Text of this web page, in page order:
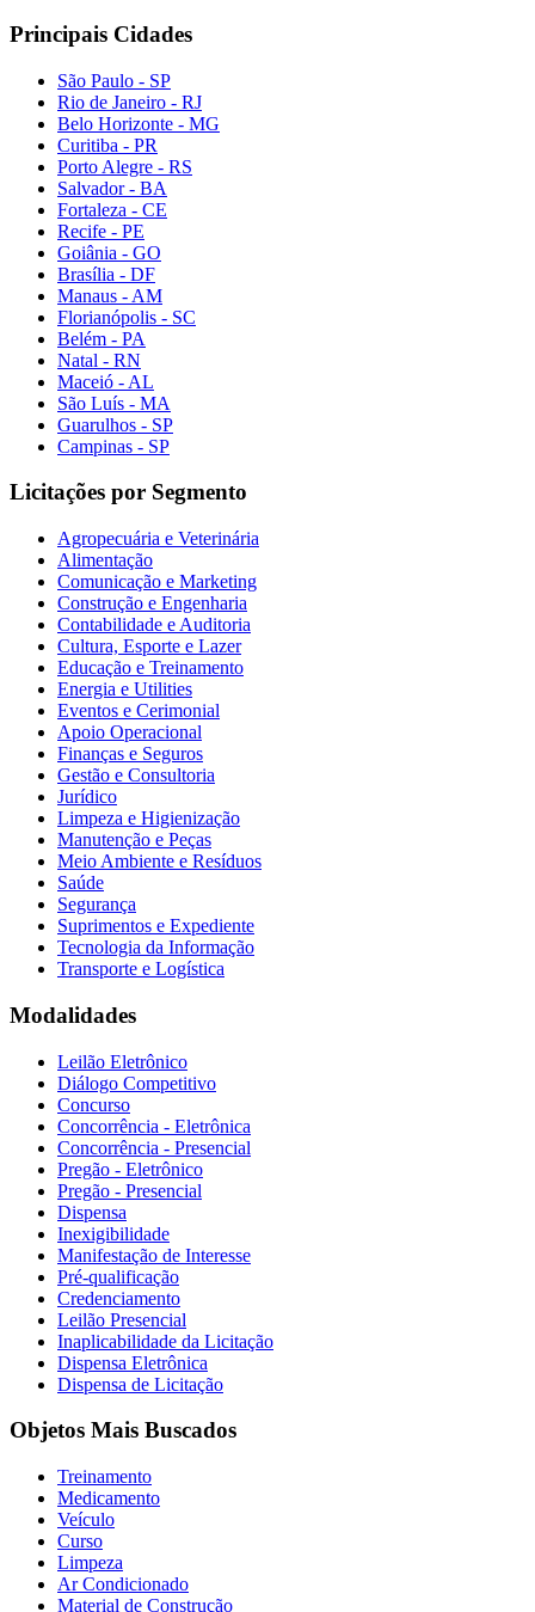
Principais Cidades
São Paulo - SP
Rio de Janeiro - RJ
Belo Horizonte - MG
Curitiba - PR
Porto Alegre - RS
Salvador - BA
Fortaleza - CE
Recife - PE
Goiânia - GO
Brasília - DF
Manaus - AM
Florianópolis - SC
Belém - PA
Natal - RN
Maceió - AL
São Luís - MA
Guarulhos - SP
Campinas - SP
Licitações por Segmento
Agropecuária e Veterinária
Alimentação
Comunicação e Marketing
Construção e Engenharia
Contabilidade e Auditoria
Cultura, Esporte e Lazer
Educação e Treinamento
Energia e Utilities
Eventos e Cerimonial
Apoio Operacional
Finanças e Seguros
Gestão e Consultoria
Jurídico
Limpeza e Higienização
Manutenção e Peças
Meio Ambiente e Resíduos
Saúde
Segurança
Suprimentos e Expediente
Tecnologia da Informação
Transporte e Logística
Modalidades
Leilão Eletrônico
Diálogo Competitivo
Concurso
Concorrência - Eletrônica
Concorrência - Presencial
Pregão - Eletrônico
Pregão - Presencial
Dispensa
Inexigibilidade
Manifestação de Interesse
Pré-qualificação
Credenciamento
Leilão Presencial
Inaplicabilidade da Licitação
Dispensa Eletrônica
Dispensa de Licitação
Objetos Mais Buscados
Treinamento
Medicamento
Veículo
Curso
Limpeza
Ar Condicionado
Material de Construção